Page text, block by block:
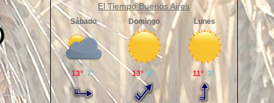
El Tiempo Buenos Aires